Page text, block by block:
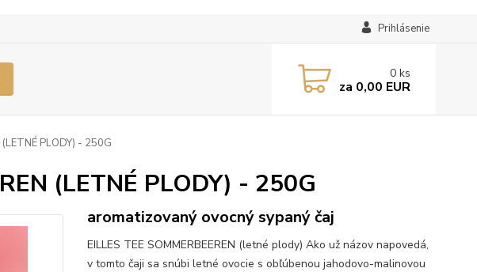
Prihlásenie
0 ks
za 0,00 EUR
(LETNÉ PLODY) - 250G
(LETNÉ PLODY) - 250G
aromatizovaný ovocný sypaný čaj
EILLES TEE SOMMERBEEREN (letné plody) Ako už názov napovedá,
v tomto čaji sa snúbi letné ovocie s obľúbenou jahodovo-malinovou